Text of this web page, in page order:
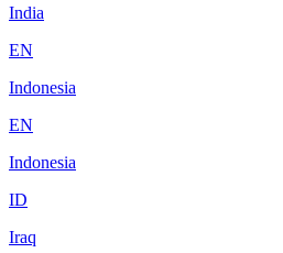
India
EN
Indonesia
EN
Indonesia
ID
Iraq